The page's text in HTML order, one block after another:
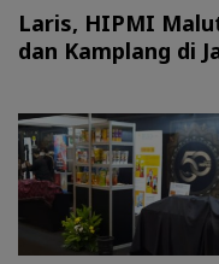
Laris, HIPMI
dan Kamplang di